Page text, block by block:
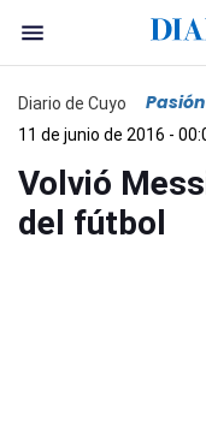
Diario de Cuyo
11 de junio de 2016 -
Volvió
del fútbol